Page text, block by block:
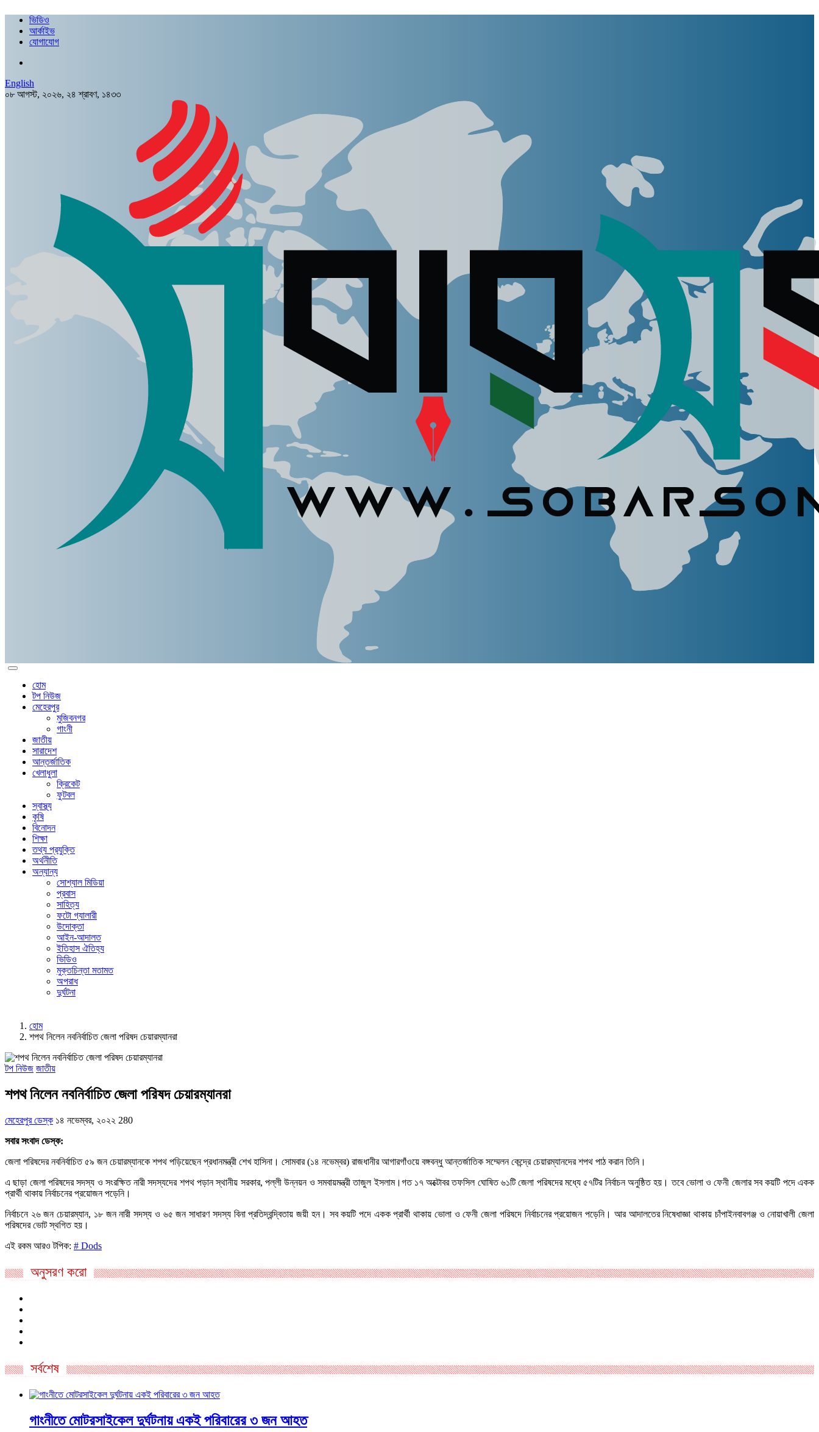
ভিডিও
আর্কাইভ
যোগাযোগ
English
০৮ আগস্ট, ২০২৬, ২৪ শ্রাবণ, ১৪৩৩
হোম
টপ নিউজ
মেহেরপুর
মুজিবনগর
গাংনী
জাতীয়
সারাদেশ
আন্তর্জাতিক
খেলাধুলা
ক্রিকেট
ফুটবল
স্বাস্থ্য
কৃষি
বিনোদন
শিক্ষা
তথ্য প্রযুক্তি
অর্থনীতি
অন্যান্য
সোশ্যাল মিডিয়া
প্রবাস
সাহিত্য
ফটো গ্যালারী
উদোক্তা
আইন-আদালত
ইতিহাস ঐতিহ্য
ভিডিও
মুক্তচিন্তা মতামত
অপরাধ
দুর্ঘটনা
হোম
শপথ নিলেন নবনির্বাচিত জেলা পরিষদ চেয়ারম্যানরা
টপ নিউজ জাতীয়
শপথ নিলেন নবনির্বাচিত জেলা পরিষদ চেয়ারম্যানরা
মেহেরপুর ডেস্ক ১৪ নভেম্বর, ২০২২ 280
সবার সংবাদ ডেস্ক:
জেলা পরিষদের নবনির্বাচিত ৫৯ জন চেয়ারম্যানকে শপথ পড়িয়েছেন প্রধানমন্ত্রী শেখ হাসিনা। সোমবার (১৪ নভেম্বর) রাজধানীর আগারগাঁওয়ে বঙ্গবন্ধু আন্তর্জাতিক সম্মেলন কেন্দ্রে চেয়ারম্যানদের শপথ পাঠ করান তিনি।
এ ছাড়া জেলা পরিষদের সদস্য ও সংরক্ষিত নারী সদস্যদের শপথ পড়ান স্থানীয় সরকার, পল্লী উন্নয়ন ও সমবায়মন্ত্রী তাজুল ইসলাম।গত ১৭ অক্টোবর তফসিল ঘোষিত ৬১টি জেলা পরিষদের মধ্যে ৫৭টির নির্বাচন অনুষ্ঠিত হয়। তবে ভোলা ও ফেনী জেলার সব কয়টি পদে একক
প্রার্থী থাকায় নির্বাচনের প্রয়োজন পড়েনি।
নির্বাচনে ২৬ জন চেয়ারম্যান, ১৮ জন নারী সদস্য ও ৬৫ জন সাধারণ সদস্য বিনা প্রতিদ্বন্দ্বিতায় জয়ী হন। সব কয়টি পদে একক প্রার্থী থাকায় ভোলা ও ফেনী জেলা পরিষদে নির্বাচনের প্রয়োজন পড়েনি। আর আদালতের নিষেধাজ্ঞা থাকায় চাঁপাইনবাবগঞ্জ ও নোয়াখালী জেলা
পরিষদের ভোট স্থগিত হয়।
এই রকম আরও টপিক: # Dods
অনুসরণ করো
সর্বশেষ
গাংনীতে মোটরসাইকেল দুর্ঘটনায় একই পরিবারের ৩ জন আহত